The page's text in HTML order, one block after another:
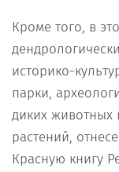
Кроме того, в
историко-
парки,
диких животных
растений,
Красную книгу